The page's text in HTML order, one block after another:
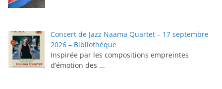
Concert de Jazz Naama Quartet – 17 septembre
2026 – Bibliothèque
Inspirée par les compositions empreintes
d’émotion des ...